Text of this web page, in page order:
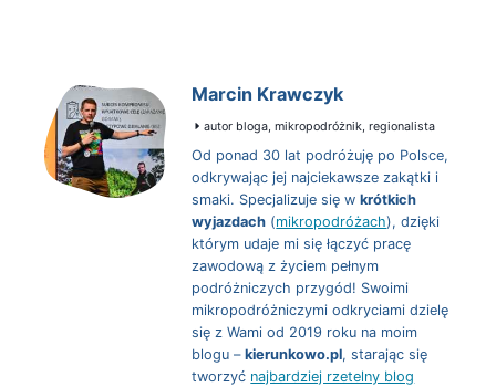
Marcin Krawczyk
autor bloga, mikropodróżnik, regionalista
Od ponad 30 lat podróżuję po Polsce,
odkrywając jej najciekawsze zakątki i
smaki. Specjalizuje się wkrótkich
wyjazdach (mikropodróżach), dzięki
którym udaje mi się łączyć pracę
zawodową z życiem pełnym
podróżniczych przygód! Swoimi
mikropodróżniczymi odkryciami dzielę
się z Wami od 2019 roku na moim
blogu –kierunkowo.pl, starając się
tworzyć najbardziej rzetelny blog